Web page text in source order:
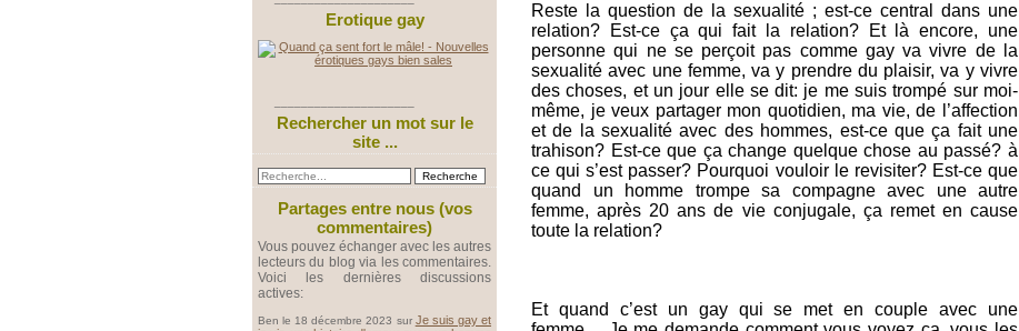
Erotique gay
Rechercher un mot sur le
site ...
Partages entre nous (vos
commentaires)
Vous pouvez échanger avec les autres
lecteurs du blog via les commentaires.
Voici les dernières discussions
actives:
Ben le 18 décembre 2023 sur Je suis gay et
Reste la question de la sexualité ; est-ce central dans une
relation? Est-ce ça qui fait la relation? Et là encore, une
personne qui ne se perçoit pas comme gay va vivre de la
sexualité avec une femme, va y prendre du plaisir, va y vivre
des choses, et un jour elle se dit: je me suis trompé sur moi-
même, je veux partager mon quotidien, ma vie, de l’affection
et de la sexualité avec des hommes, est-ce que ça fait une
trahison? Est-ce que ça change quelque chose au passé? à
ce qui s’est passer? Pourquoi vouloir le revisiter? Est-ce que
quand un homme trompe sa compagne avec une autre
femme, après 20 ans de vie conjugale, ça remet en cause
toute la relation?
Et quand c’est un gay qui se met en couple avec une